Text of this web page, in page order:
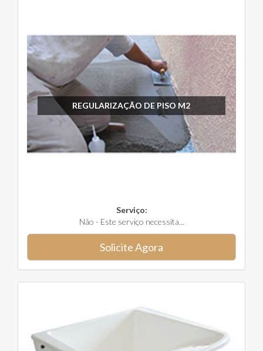
REGULARIZAÇÃO DE PISO M2
Serviço:
Não - Este serviço necessita...
Solicite Agora